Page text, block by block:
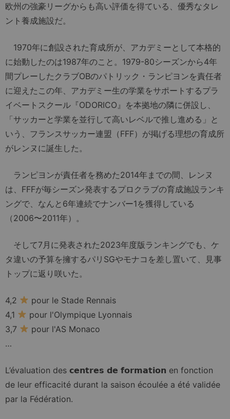
欧州の強豪リーグからも高い評価を得ている、優秀なタレ
ント養成施設だ。
1970年に創設された育成所が、アカデミーとして本格的
に始動したのは1987年のこと。1979-80シーズンから4年
間プレーしたクラブOBのパトリック・ランピヨンを責任者
に迎えたこの年、アカデミー生の学業をサポートするプラ
イベートスクール『ODORICO』を本拠地の隣に併設し、
「サッカーと学業を並行して高いレベルで推し進める」と
いう、フランスサッカー連盟（FFF）が掲げる理想の育成所
がレンヌに誕生した。
ランピヨンが責任者を務めた2014年までの間、レンヌ
は、FFFが毎シーズン発表するプロクラブの育成施設ランキ
ングで、なんと6年連続でナンバー1を獲得している
（2006〜2011年）。
そして7月に発表された2023年度版ランキングでも、ケ
タ違いの予算を擁するパリSGやモナコを差し置いて、見事
トップに返り咲いた。
4,2
pour le Stade Rennais
4,1
pour l'Olympique Lyonnais
3,7
pour l'AS Monaco
…
L’évaluation des 𝗰𝗲𝗻𝘁𝗿𝗲𝘀 𝗱𝗲 𝗳𝗼𝗿𝗺𝗮𝘁𝗶𝗼𝗻 en fonction
de leur efficacité durant la saison écoulée a été validée
par la Fédération.